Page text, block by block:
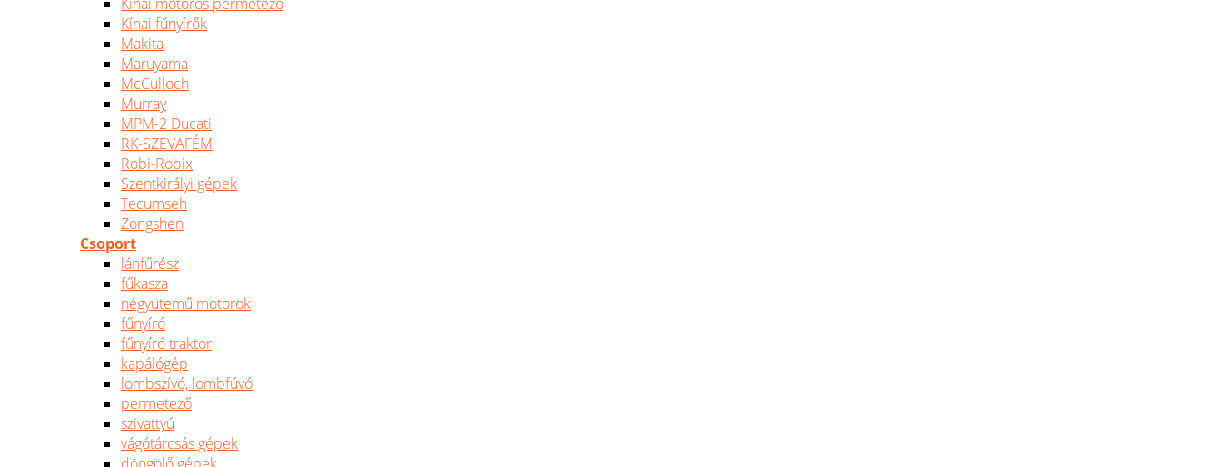
Kínai fűnyírők
Makita
Maruyama
McCulloch
Murray
MPM-2 Ducati
RK-SZEVAFÉM
Robi-Robix
Szentkirályi gépek
Tecumseh
Zongshen
Csoport
lánfűrész
fűkasza
négyütemű motorok
fűnyíró
fűnyíró traktor
kapálógép
lombszívó, lombfúvó
permetező
szivattyú
vágótárcsás gépek